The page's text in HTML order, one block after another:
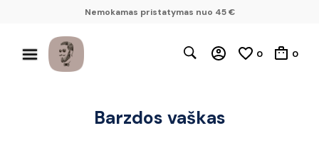
Nemokamas pristatymas nuo 45 €
0 0
Barzdos vaškas